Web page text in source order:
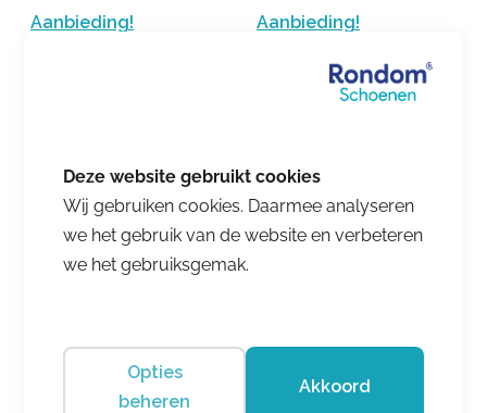
Aanbieding!
Ganter
Aanbieding!
Wij gebruiken cookies. Daarmee analyseren
we het gebruik van de website en verbeteren
we het gebruiksgemak.
Opties
beheren
Akkoord